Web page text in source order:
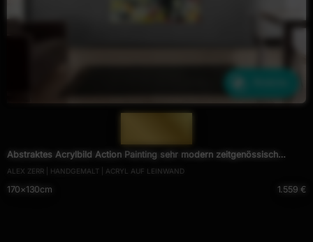
Abstraktes Acrylbild Action Painting sehr modern zeitgenössisch
expressionistisch hochformat
ALEX ZERR | HANDGEMALT | ACRYL AUF LEINWAND
170×130cm 1.559 €